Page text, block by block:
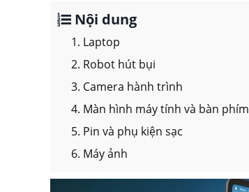
Nội dung
1. Laptop
2. Robot hút bụi
3. Camera hành trình
4. Màn hình máy tính và bàn phím
5. Pin và phụ kiện sạc
6. Máy ảnh